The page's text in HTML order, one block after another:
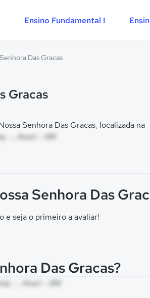
Ensino Fundamental I
Das Gracas
Gracas
Senhora Das Gracas, localizada na
- , Anori - AM
Senhora Das
e seja o primeiro a avaliar!
Das Gracas?
- , Anori - AM